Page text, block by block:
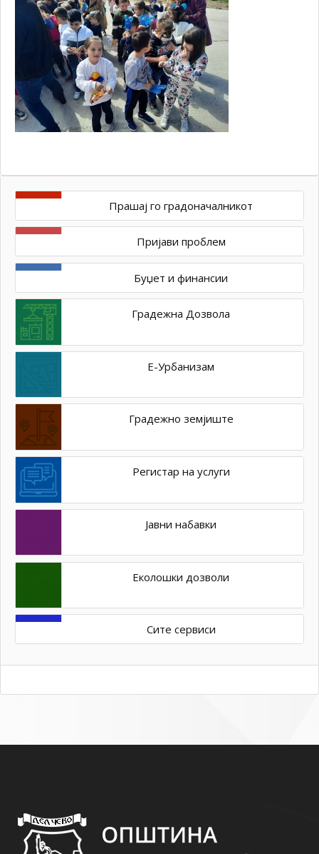
Прашај го градоначалникот
Пријави проблем
Буџет и финансии
Градежна Дозвола
Е-Урбанизам
Градежно земјиште
Регистар на услуги
Јавни набавки
Еколошки дозволи
Сите сервиси